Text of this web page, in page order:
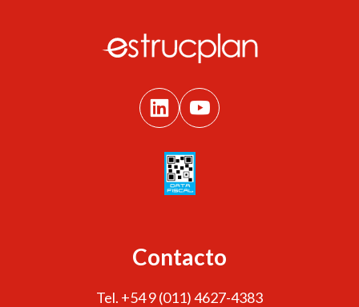
Contacto
Tel. +54 9 (011) 4627-4383